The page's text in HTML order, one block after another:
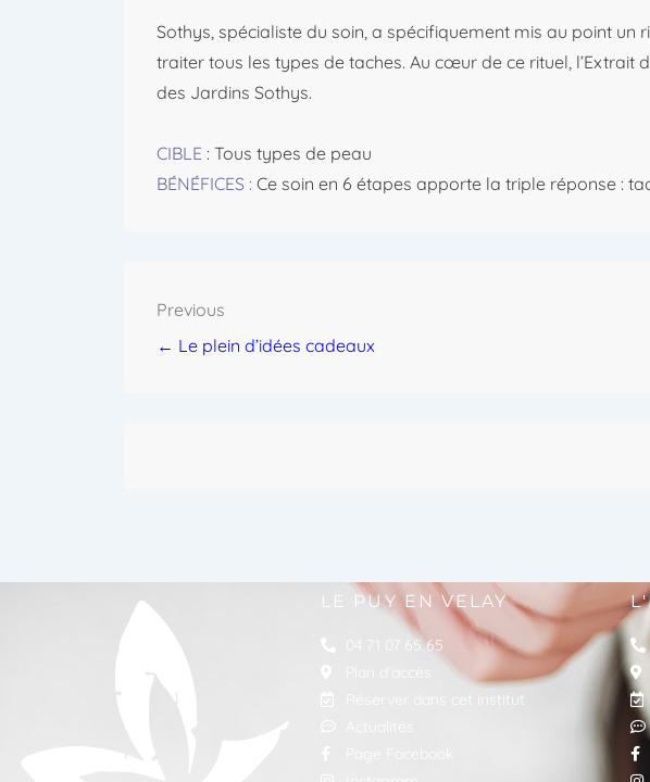
Sothys, spécialiste du soin, a spécifiquement mis au point un
traiter tous les types de taches. Au cœur de ce rituel, l’Extrait
des Jardins Sothys.
CIBLE : Tous types de peau
BÉNÉFICES : Ce soin en 6 étapes apporte la triple réponse :
Previous
← Le plein d’idées cadeaux
LE PUY EN VELAY
04 71 07 65 65
Plan d'accès
Réserver dans cet institut